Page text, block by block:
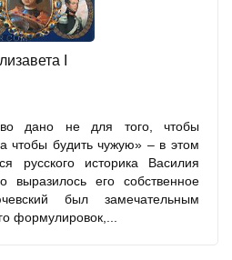
I
дано не для того, чтобы
чтобы будить чужую» – в этом
русского историка Василия
выразилось его собственное
был замечательным
формулировок,...